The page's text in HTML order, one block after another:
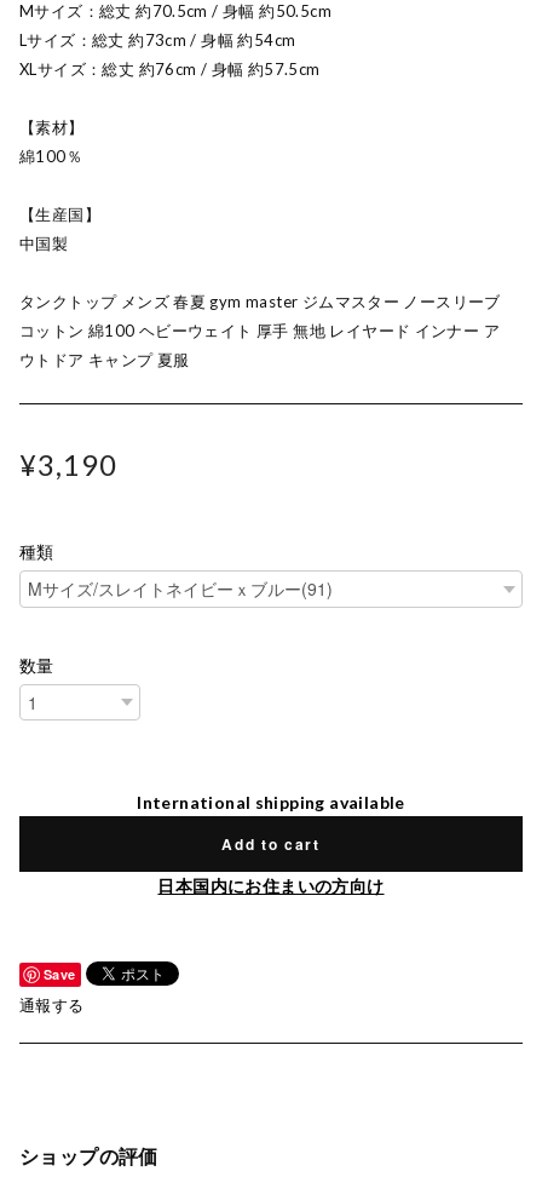
Mサイズ：総丈 約70.5cm / 身幅 約50.5cm
Lサイズ：総丈 約73cm / 身幅 約54cm
XLサイズ：総丈 約76cm / 身幅 約57.5cm
【素材】
綿100％
【生産国】
中国製
タンクトップ メンズ 春夏 gym master ジムマスター ノースリーブ
コットン 綿100 ヘビーウェイト 厚手 無地 レイヤード インナー ア
ウトドア キャンプ 夏服
¥3,190
種類
数量
International shipping available
Add to cart
日本国内にお住まいの方向け
Save
通報する
ショップの評価